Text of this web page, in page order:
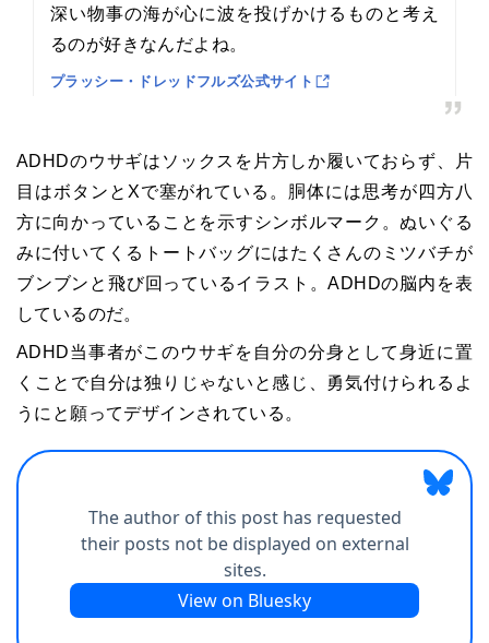
深い物事の海が心に波を投げかけるものと考え
るのが好きなんだよね。
プラッシー・ドレッドフルズ公式サイト
ADHDのウサギはソックスを片方しか履いておらず、片
目はボタンとXで塞がれている。胴体には思考が四方八
方に向かっていることを示すシンボルマーク。ぬいぐる
みに付いてくるトートバッグにはたくさんのミツバチが
ブンブンと飛び回っているイラスト。ADHDの脳内を表
しているのだ。
ADHD当事者がこのウサギを自分の分身として身近に置
くことで自分は独りじゃないと感じ、勇気付けられるよ
うにと願ってデザインされている。